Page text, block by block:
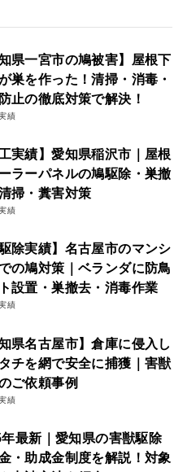
知県一宮市の鳩被害】屋根下
巣を作った！清掃・消毒・
止の徹底対策で解決！
績
工実績】愛知県稲沢市｜屋根
ーラーパネルの鳩駆除・巣撤
掃・糞害対策
績
駆除実績】名古屋市のマンシ
の鳩対策｜ベランダに防鳥
設置・巣撤去・消毒作業
績
知県名古屋市】倉庫に侵入し
チを網で安全に捕獲｜害獣
ご依頼事例
績
最新｜愛知県の害獣駆除
・助成金制度を解説！対象